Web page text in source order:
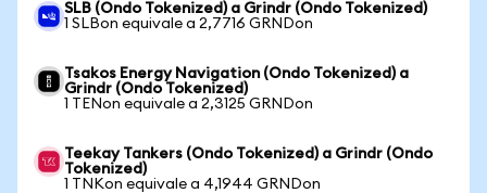
SLB (Ondo Tokenized) a Grindr (Ondo Tokenized)
1 SLBon equivale a 2,7716 GRNDon
Tsakos Energy Navigation (Ondo Tokenized) a
Grindr (Ondo Tokenized)
1 TENon equivale a 2,3125 GRNDon
Teekay Tankers (Ondo Tokenized) a Grindr (Ondo
Tokenized)
1 TNKon equivale a 4,1944 GRNDon